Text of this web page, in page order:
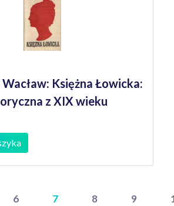
Księżna Łowicka:
z XIX wieku
6 7 8 9